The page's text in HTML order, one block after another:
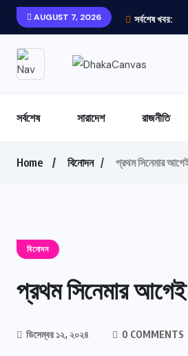
AUGUST 7, 2026 সর্বশেষ খবর:
সর্বশেষ সারাদেশ রাজনীতি
Home বিনোদন প্রথম সিনেমার আগেই
বিনোদন
প্রথম সিনেমার আগেই
ডিসেম্বর ১২, ২০২৪ 0 COMMENTS